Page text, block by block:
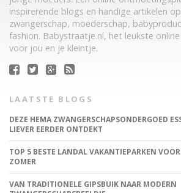
inspirerende blogs en handige artikelen
zwangerschap, moederschap,
fashion. Babystraatje.nl, het leukste
voor jou en je kleintje.
LAATSTE BLOGS
DEZE HEMA ZWANGERSCHAPSONDERGOED
LIEVER EERDER ONTDEKT
TOP 5 BESTE LANDAL VAKANTIEPARKEN
ZOMER
VAN TRADITIONELE GIPSBUIK NAAR MODERN